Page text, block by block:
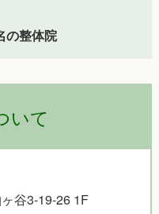
の整体院
いて
谷3-19-26 1F